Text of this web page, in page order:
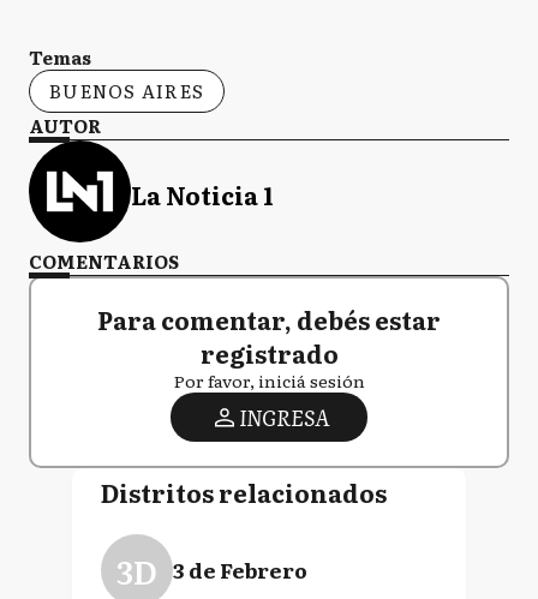
Temas
BUENOS AIRES
AUTOR
La Noticia 1
COMENTARIOS
Para comentar, debés estar
registrado
Por favor, iniciá sesión
INGRESA
Distritos relacionados
3D 3 de Febrero